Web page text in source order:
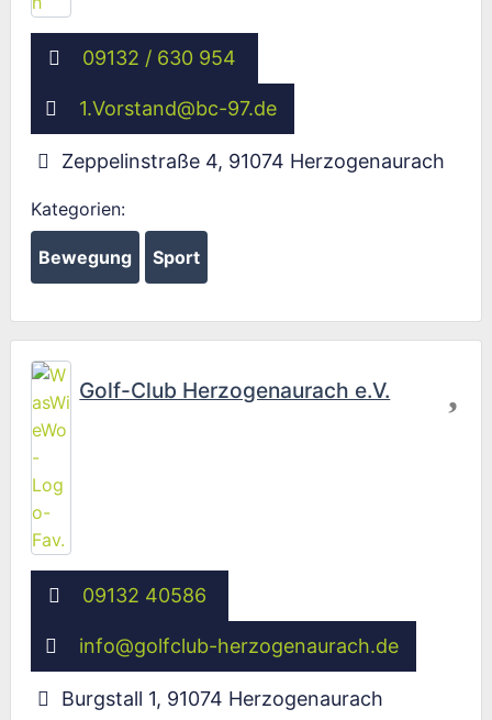
09132 / 630 954
1.Vorstand@bc-97.de
Zeppelinstraße 4, 91074 Herzogenaurach
Kategorien:
Bewegung Sport
Golf-Club Herzogenaurach e.V.
09132 40586
info@golfclub-herzogenaurach.de
Burgstall 1, 91074 Herzogenaurach